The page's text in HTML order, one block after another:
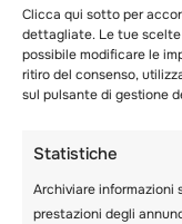
Clicca qui sotto per
dettagliate. Le tue
possibile modificare le
ritiro del consenso,
sul pulsante di gestione
Statistiche
Archiviare informazioni
prestazioni degli